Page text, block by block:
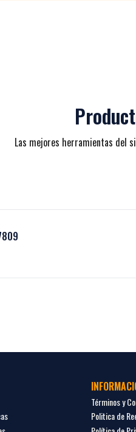
Las mejores herramientas del
Términos y
Politica de